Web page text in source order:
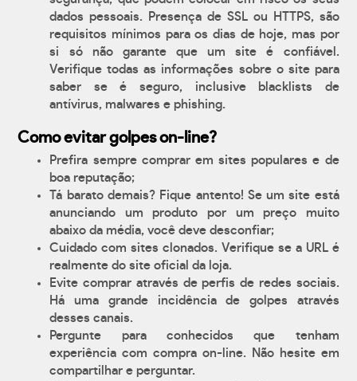
dados pessoais. Presença de SSL ou HTTPS, são
requisitos mínimos para os dias de hoje, mas por
si só não garante que um site é confiável.
Verifique todas as informações sobre o site para
saber se é seguro, inclusive blacklists de
antívirus, malwares e phishing.
Como evitar golpes on-line?
Prefira sempre comprar em sites populares e de
boa reputação;
Tá barato demais? Fique antento! Se um site está
anunciando um produto por um preço muito
abaixo da média, você deve desconfiar;
Cuidado com sites clonados. Verifique se a URL é
realmente do site oficial da loja.
Evite comprar através de perfis de redes sociais.
Há uma grande incidência de golpes através
desses canais.
Pergunte para conhecidos que tenham
experiência com compra on-line. Não hesite em
compartilhar e perguntar.